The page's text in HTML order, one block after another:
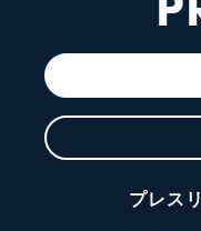
プレス